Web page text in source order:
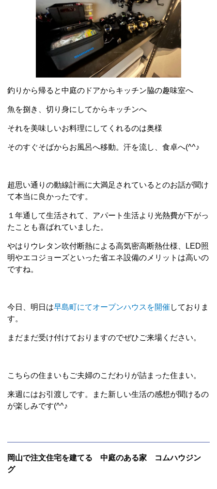
釣りから帰ると中庭のドアからキッチン脇の趣味室へ
魚を捌き、切り身にしてからキッチンへ
それを美味しいお料理にしてくれるのは奥様
そのすぐそばからお風呂へ移動。汗を流し、食卓へ(^^♪
超思い通りの動線計画に大満足されているとのお話が聞け
て本当に良かったです。
１年通して生活されて、アパート生活より光熱費が下がっ
たことも喜ばれていました。
やはりウレタン吹付断熱による高気密高断熱仕様、LED照
明やエコジョーズといった省エネ設備のメリットは高いの
ですね。
今日、明日は早島町にてオープンハウスを開催 しておりま
す。
まだまだ受け付けておりますのでぜひご来場ください。
こちらの住まいもご夫婦のこだわりが詰まった住まい。
来週にはお引渡しです。また新しい生活の感想が聞けるの
が楽しみです(^^♪
岡山で注文住宅を建てる 中庭のある家 コムハウジン
グ